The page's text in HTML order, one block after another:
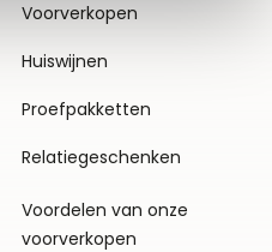
Voorverkopen
Huiswijnen
Proefpakketten
Relatiegeschenken
Voordelen van onze
voorverkopen